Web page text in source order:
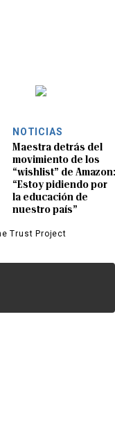
NOTICIAS
Maestra detrás del
movimiento de los
“wishlist” de Amazon:
“Estoy pidiendo por
la educación de
nuestro país”